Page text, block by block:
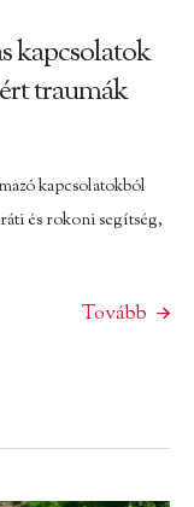
kapcsolatok
traumák
kapcsolatokból
és rokoni segítség,
Tovább